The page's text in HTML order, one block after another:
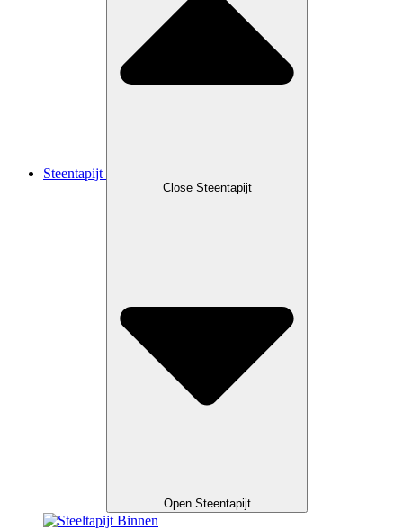
Steentapijt
Close Steentapijt
Open Steentapijt